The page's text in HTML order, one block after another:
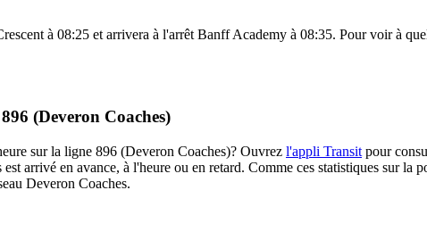
à 08:25 et arrivera à l'arrêt Banff Academy à 08:35. Pour voir à
(Deveron Coaches)
sur la ligne 896 (Deveron Coaches)? Ouvrez l'appli Transit pour
arrivé en avance, à l'heure ou en retard. Comme ces statistiques sur la
Deveron Coaches.